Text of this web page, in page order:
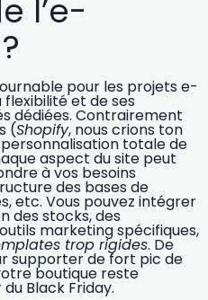
l’e-
pour les projets e-
et de ses
dédiées. Contrairement
(Shopify, nous crions ton
personnalisation totale de
aspect du site peut
à vos besoins
des bases de
etc. Vous pouvez intégrer
des stocks, des
marketing spécifiques,
trop rigides. De
supporter de fort pic de
boutique reste
Black Friday.